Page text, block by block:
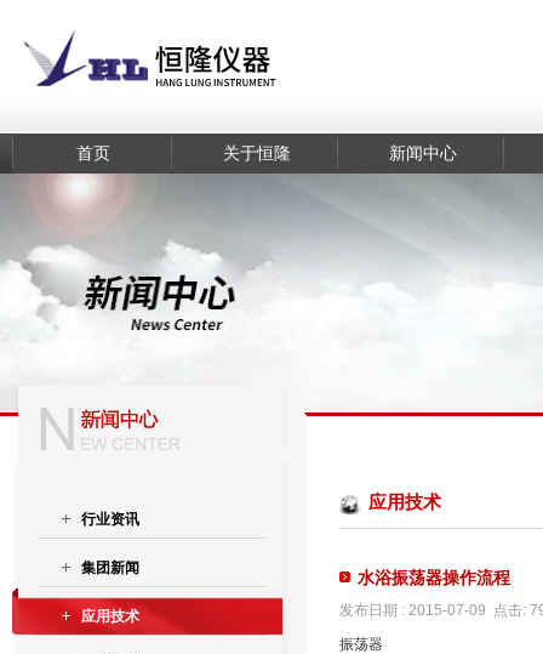
首页 关于恒隆 新闻中心
应用技术
水浴振荡器操作流程
发布日期 : 2015-07-09 点击:
振荡器
行业资讯
集团新闻
应用技术